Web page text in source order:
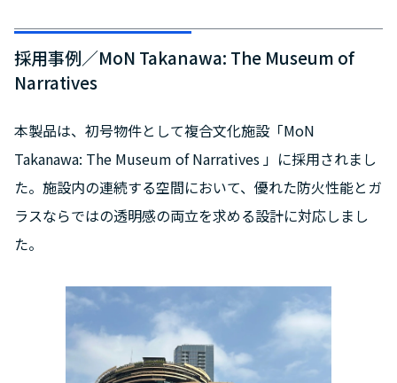
採用事例／MoN Takanawa: The Museum of
Narratives
本製品は、初号物件として複合文化施設「MoN
Takanawa: The Museum of Narratives 」に採用されまし
た。施設内の連続する空間において、優れた防火性能とガ
ラスならではの透明感の両立を求める設計に対応しまし
た。